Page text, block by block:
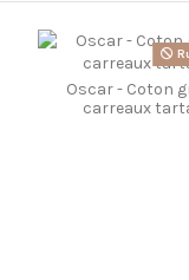
Oscar - Coton
carreaux